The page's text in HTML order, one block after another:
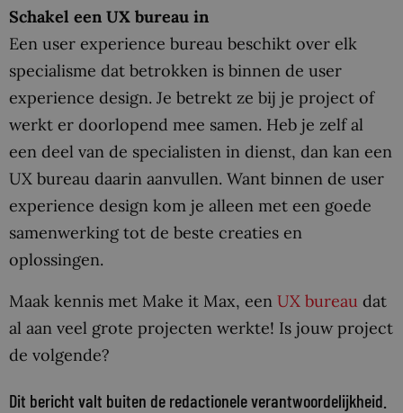
Schakel een UX bureau in
Een user experience bureau beschikt over elk
specialisme dat betrokken is binnen de user
experience design. Je betrekt ze bij je project of
werkt er doorlopend mee samen. Heb je zelf al
een deel van de specialisten in dienst, dan kan een
UX bureau daarin aanvullen. Want binnen de user
experience design kom je alleen met een goede
samenwerking tot de beste creaties en
oplossingen.
Maak kennis met Make it Max, een UX bureau dat
al aan veel grote projecten werkte! Is jouw project
de volgende?
Dit bericht valt buiten de redactionele verantwoordelijkheid.